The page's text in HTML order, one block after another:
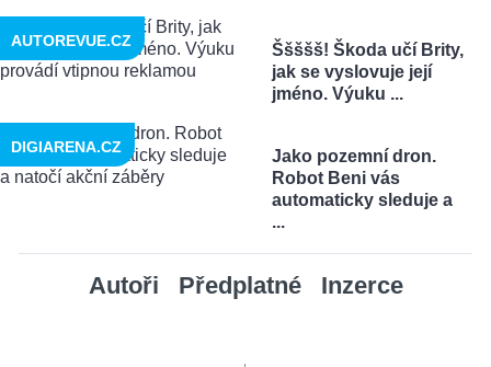
Ššššš! Škoda učí Brity,
jak se vyslovuje její
jméno. Výuku ...
AUTOREVUE.CZ
Jako pozemní dron.
Robot Beni vás
automaticky sleduje a
...
DIGIARENA.CZ
Autoři Předplatné Inzerce